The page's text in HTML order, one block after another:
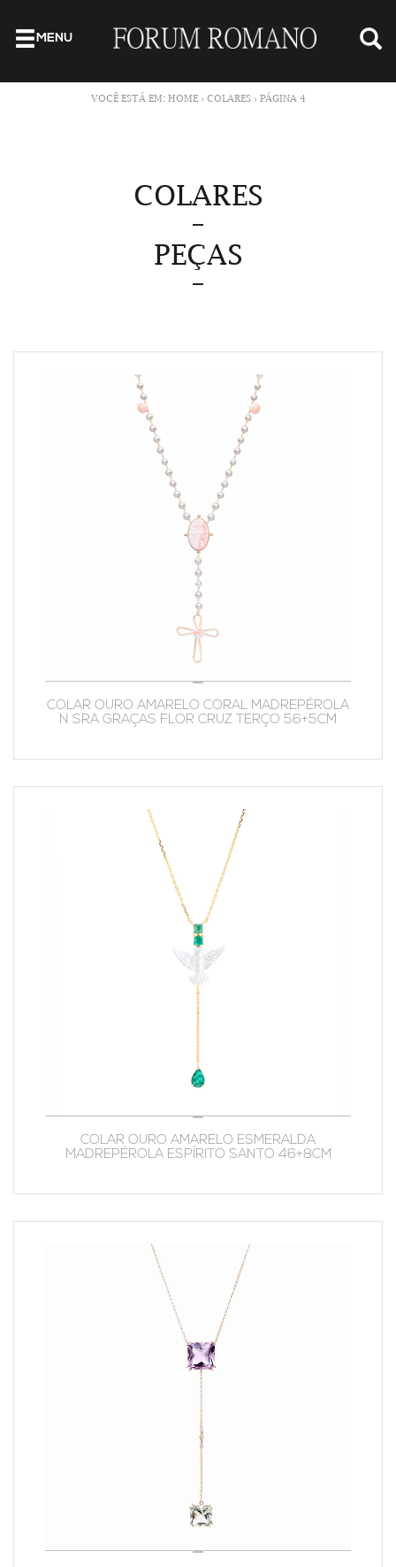
MENU
VOCÊ ESTÁ EM: HOME› COLARES› PÁGINA 4
COLARES
PEÇAS
COLAR OURO AMARELO CORAL MADREPÉROLA
N SRA GRAÇAS FLOR CRUZ TERÇO 56+5CM
COLAR OURO AMARELO ESMERALDA
MADREPÉROLA ESPÍRITO SANTO 46+8CM